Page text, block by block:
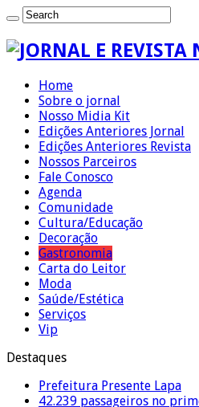
Home
Sobre o jornal
Nosso Midia Kit
Edições Anteriores Jornal
Edições Anteriores Revista
Nossos Parceiros
Fale Conosco
Agenda
Comunidade
Cultura/Educação
Decoração
Gastronomia
Carta do Leitor
Moda
Saúde/Estética
Serviços
Vip
Destaques
Prefeitura Presente Lapa
42.239 passageiros no